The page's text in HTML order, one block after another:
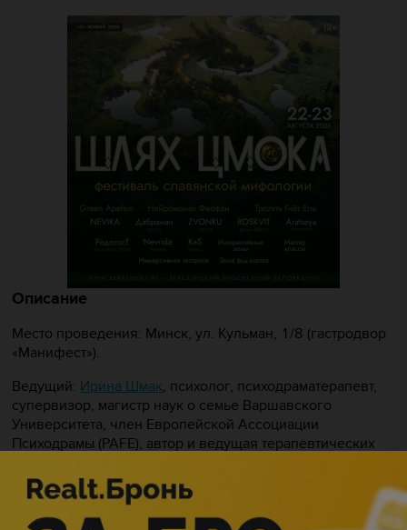
Описание
Место проведения: Минск, ул. Кульман, 1/8 (гастродвор
«Манифест»).
Ведущий: Ирина Шмак, психолог, психодраматерапевт,
супервизор, магистр наук о семье Варшавского
Университета, член Европейской Ассоциации
Психодрамы (PAFE), автор и ведущая терапевтических
спец семинаров в Минске, в Польше и других странах по
приглашению Европейского Института Психодрамы
(PIFE).